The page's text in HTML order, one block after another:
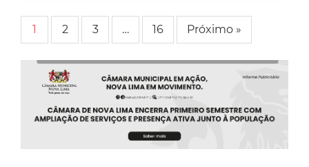
1 2 3 … 16 Próximo »